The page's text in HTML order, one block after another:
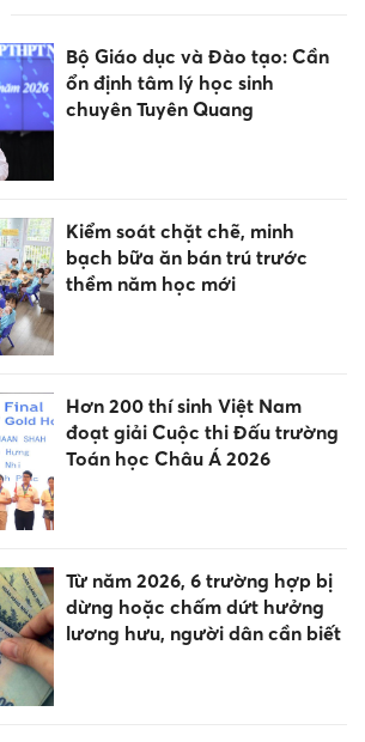
Bộ Giáo dục và Đào tạo: Cần
ổn định tâm lý học sinh
chuyên Tuyên Quang
Kiểm soát chặt chẽ, minh
bạch bữa ăn bán trú trước
thềm năm học mới
Hơn 200 thí sinh Việt Nam
đoạt giải Cuộc thi Đấu trường
Toán học Châu Á 2026
Từ năm 2026, 6 trường hợp bị
dừng hoặc chấm dứt hưởng
lương hưu, người dân cần biết